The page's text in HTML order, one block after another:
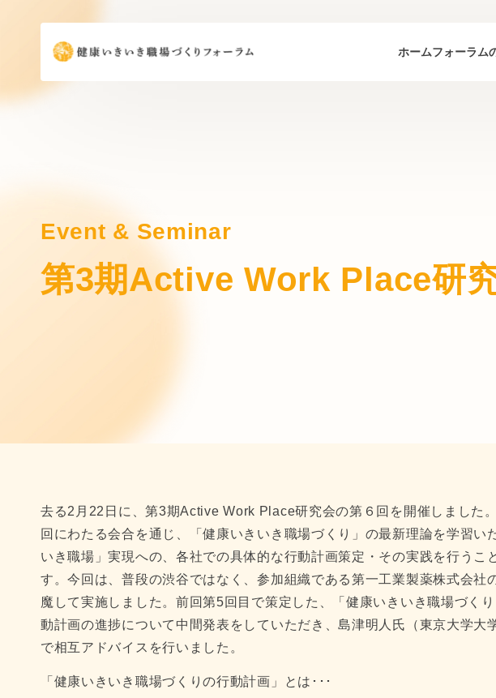
ホームフォーラム
Event & Seminar
第3期Active Work Place研
去る2月22日に、第3期Active Work Place研究会の第６回を開催しました
回にわたる会合を通じ、「健康いきいき職場づくり」の最新理論を学習い
いき職場」実現への、各社での具体的な行動計画策定・その実践を行うこ
す。今回は、普段の渋谷ではなく、参加組織である第一工業製薬株式会社
魔して実施しました。前回第5回目で策定した、「健康いきいき職場づく
動計画の進捗について中間発表をしていただき、島津明人氏（東京大学大
で相互アドバイスを行いました。
「健康いきいき職場づくりの行動計画」とは･･･